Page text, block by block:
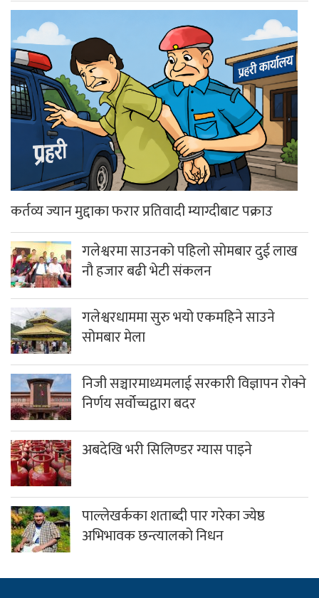
कर्तव्य ज्यान मुद्दाका फरार प्रतिवादी म्याग्दीबाट पक्राउ
गलेश्वरमा साउनको पहिलो सोमबार दुई लाख
नौ हजार बढी भेटी संकलन
गलेश्वरधाममा सुरु भयो एकमहिने साउने
सोमबार मेला
निजी सञ्चारमाध्यमलाई सरकारी विज्ञापन रोक्ने
निर्णय सर्वोच्चद्वारा बदर
अबदेखि भरी सिलिण्डर ग्यास पाइने
पाल्लेखर्कका शताब्दी पार गरेका ज्येष्ठ
अभिभावक छन्त्यालको निधन